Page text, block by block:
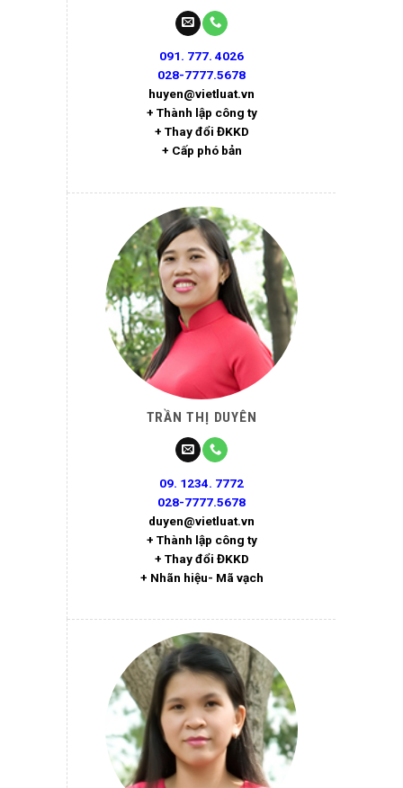
091. 777. 4026
028-7777.5678
huyen@vietluat.vn
+ Thành lập công ty
+ Thay đổi ĐKKD
+ Cấp phó bản
TRẦN THỊ DUYÊN
09. 1234. 7772
028-7777.5678
duyen@vietluat.vn
+ Thành lập công ty
+ Thay đổi ĐKKD
+ Nhãn hiệu- Mã vạch